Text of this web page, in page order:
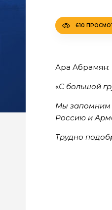
610
Ара Абрамян:
«С большой
Мы запомним
Россию и
Трудно